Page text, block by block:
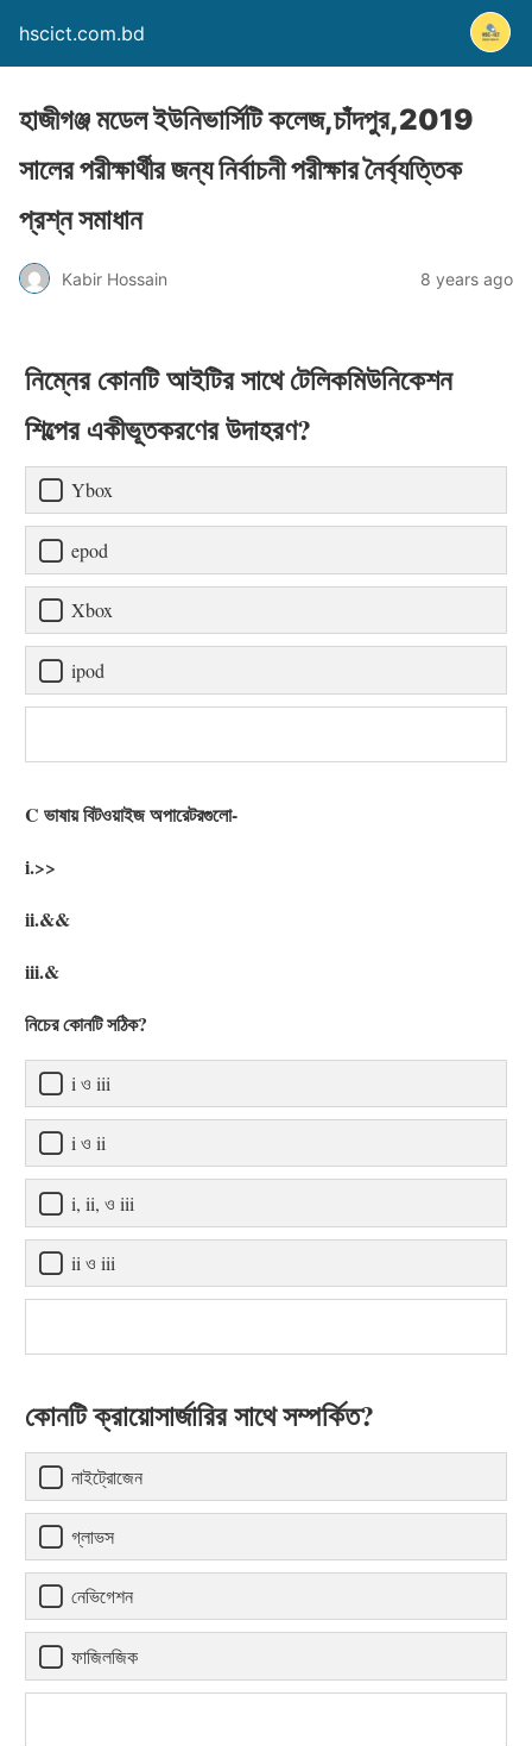
hscict.com.bd
হাজীগঞ্জ মডেল ইউনিভার্সিটি কলেজ,চাঁদপুর,2019
সালের পরীক্ষার্থীর জন্য নির্বাচনী পরীক্ষার নৈর্ব্যত্তিক
প্রশ্ন সমাধান
Kabir Hossain 8 years ago
নিম্নের কোনটি আইটির সাথে টেলিকমিউনিকেশন
শিল্পের একীভূতকরণের উদাহরণ?
Ybox
epod
Xbox
ipod
C ভাষায় বিটওয়াইজ অপারেটরগুলো-
i.>>
ii.&&
iii.&
নিচের কোনটি সঠিক?
i ও iii
i ও ii
i, ii, ও iii
ii ও iii
কোনটি ক্রায়োসার্জারির সাথে সম্পর্কিত?
নাইট্রোজেন
গ্লাভস
নেভিগেশন
ফাজিলজিক